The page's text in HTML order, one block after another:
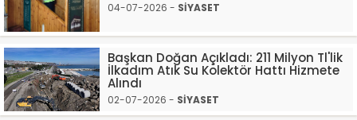
04-07-2026 - SİYASET
Başkan Doğan Açıkladı: 211 Milyon Tl'lik
İlkadım Atık Su Kolektör Hattı Hizmete
Alındı
02-07-2026 - SİYASET